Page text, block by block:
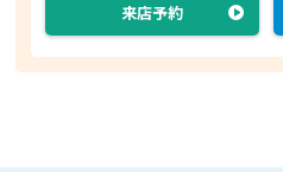
来店予約